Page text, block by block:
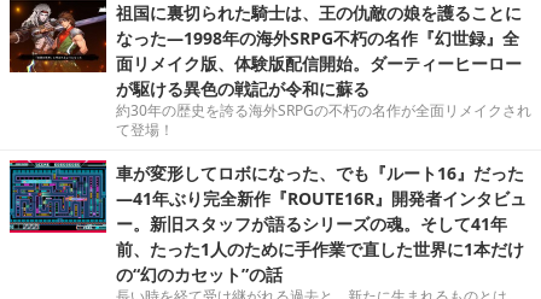
祖国に裏切られた騎士は、王の仇敵の娘を護ることに
なった―1998年の海外SRPG不朽の名作『幻世録』全
面リメイク版、体験版配信開始。ダーティーヒーロー
が駆ける異色の戦記が令和に蘇る
約30年の歴史を誇る海外SRPGの不朽の名作が全面リメイクされ
て登場！
車が変形してロボになった、でも『ルート16』だった
―41年ぶり完全新作『ROUTE16R』開発者インタビュ
ー。新旧スタッフが語るシリーズの魂。そして41年
前、たった1人のために手作業で直した世界に1本だけ
の“幻のカセット”の話